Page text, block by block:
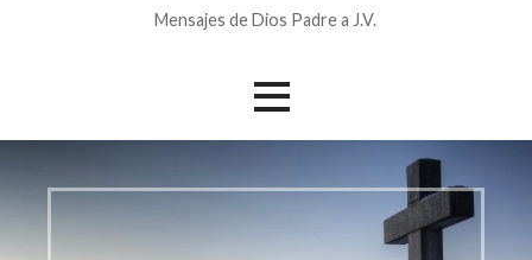
Mensajes de Dios Padre a J.V.